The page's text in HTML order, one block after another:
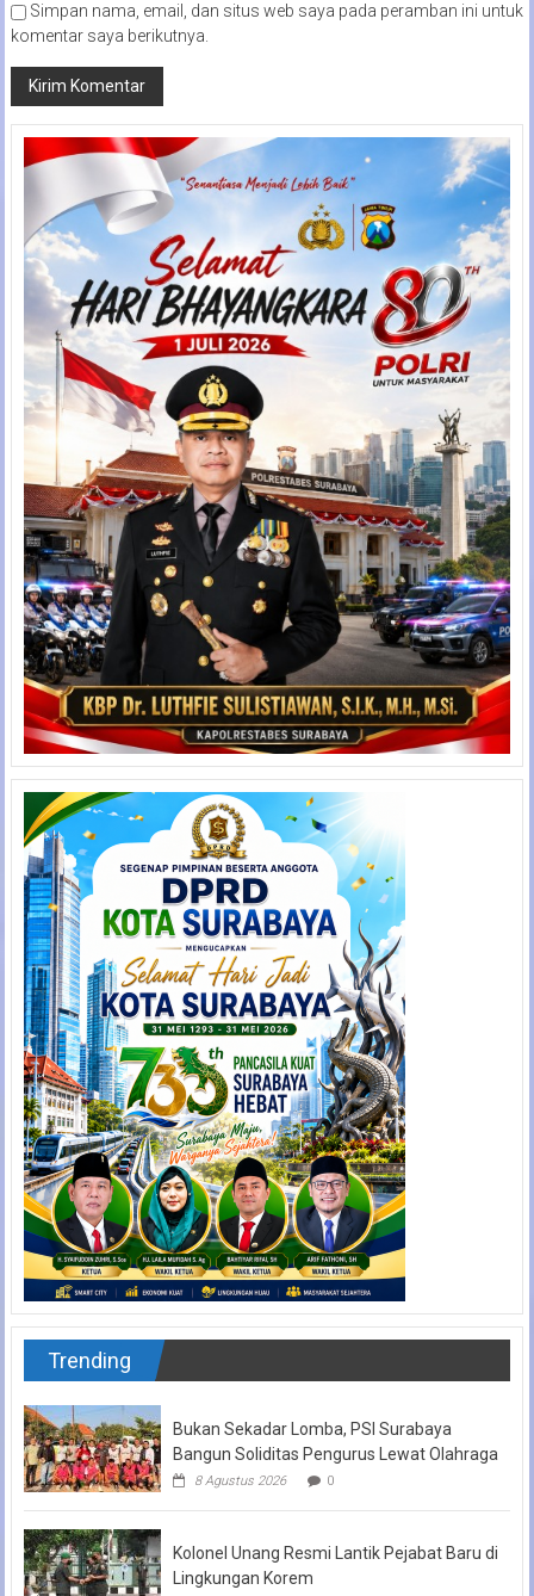
Simpan nama, email, dan situs web saya pada peramban ini untuk
komentar saya berikutnya.
Trending
Bukan Sekadar Lomba, PSI Surabaya
Bangun Soliditas Pengurus Lewat Olahraga
8 Agustus 2026 0
Kolonel Unang Resmi Lantik Pejabat Baru di
Lingkungan Korem